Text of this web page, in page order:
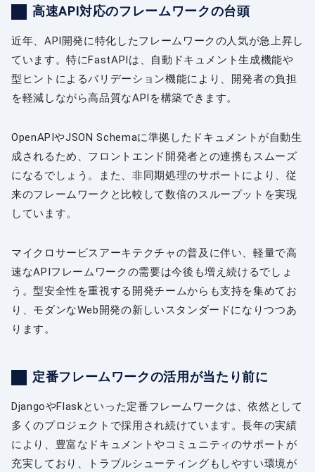
高速API対応のフレームワークの台頭
近年、API開発に特化したフレームワークの人気が急上昇し
ています。特にFastAPIは、自動ドキュメント生成機能や
型ヒントによるバリデーション機能により、開発者の負担
を軽減しながら高品質なAPIを構築できます。
OpenAPIやJSON Schemaに準拠したドキュメントが自動生
成されるため、フロントエンド開発者との連携もスムーズ
になるでしょう。また、非同期処理のサポートにより、従
来のフレームワークと比較して数倍のスループットを実現
しています。
マイクロサービスアーキテクチャの普及に伴い、軽量で高
速なAPIフレームワークの需要は今後も増え続けるでしょ
う。型安全性を重視する開発チームからも支持を集めてお
り、モダンなWeb開発の新しいスタンダードになりつつあ
ります。
定番フレームワークの活用が当たり前に
DjangoやFlaskといった定番フレームワークは、依然として
多くのプロジェクトで採用され続けています。長年の実績
により、豊富なドキュメントやコミュニティのサポートが
充実しており、トラブルシューティングもしやすい環境が